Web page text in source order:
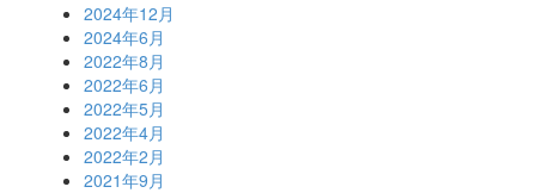
2024年12月
2024年6月
2022年8月
2022年6月
2022年5月
2022年4月
2022年2月
2021年9月